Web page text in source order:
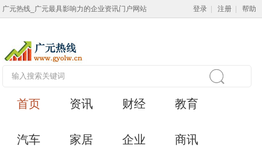
广元热线_广元最具影响力的企业资讯门户网站 登录 注册 帮助
首页 资讯 财经 教育
汽车 家居 企业 商讯